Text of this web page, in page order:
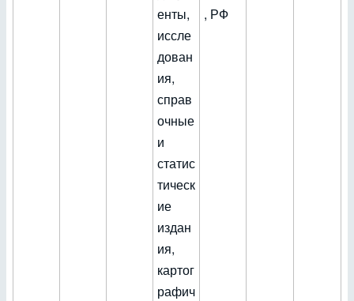
енты,
иссле
дован
ия,
справ
очные
и
статис
тическ
ие
издан
ия,
картог
рафич
, РФ